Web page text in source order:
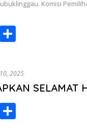
Komisi
E
ar
e
2025
SELAMAT
E